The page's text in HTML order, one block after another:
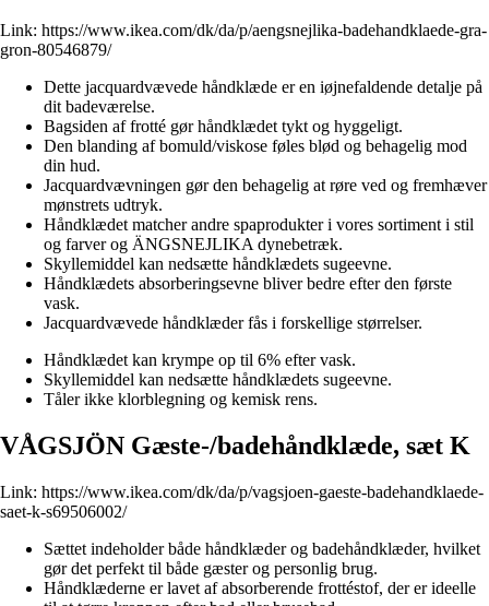
Link: https://www.ikea.com/dk/da/p/aengsnejlika-badehandklaede-gra-
gron-80546879/
Dette jacquardvævede håndklæde er en iøjnefaldende detalje på
dit badeværelse.
Bagsiden af frotté gør håndklædet tykt og hyggeligt.
Den blanding af bomuld/viskose føles blød og behagelig mod
din hud.
Jacquardvævningen gør den behagelig at røre ved og fremhæver
mønstrets udtryk.
Håndklædet matcher andre spaprodukter i vores sortiment i stil
og farver og ÄNGSNEJLIKA dynebetræk.
Skyllemiddel kan nedsætte håndklædets sugeevne.
Håndklædets absorberingsevne bliver bedre efter den første
vask.
Jacquardvævede håndklæder fås i forskellige størrelser.
Håndklædet kan krympe op til 6% efter vask.
Skyllemiddel kan nedsætte håndklædets sugeevne.
Tåler ikke klorblegning og kemisk rens.
VÅGSJÖN Gæste-/badehåndklæde, sæt K
Link: https://www.ikea.com/dk/da/p/vagsjoen-gaeste-badehandklaede-
saet-k-s69506002/
Sættet indeholder både håndklæder og badehåndklæder, hvilket
gør det perfekt til både gæster og personlig brug.
Håndklæderne er lavet af absorberende frottéstof, der er ideelle